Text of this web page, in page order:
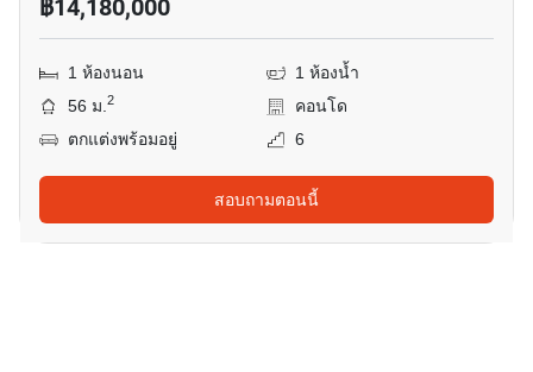
฿14,180,000
1 ห้องนอน
1 ห้องน้ำ
56 ม.2
คอนโด
ตกแต่งพร้อมอยู่
6
สอบถามตอนนี้